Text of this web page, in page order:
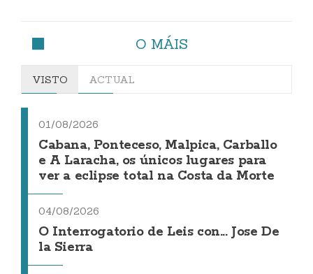
O MÁIS
VISTO ACTUAL
01/08/2026
Cabana, Ponteceso, Malpica, Carballo
e A Laracha, os únicos lugares para
ver a eclipse total na Costa da Morte
04/08/2026
O Interrogatorio de Leis con... Jose De
la Sierra